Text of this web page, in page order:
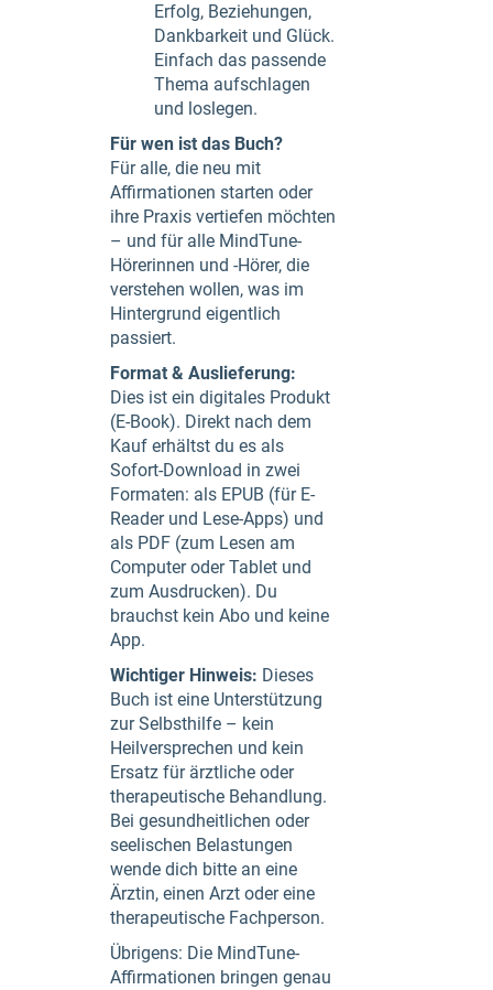
Erfolg, Beziehungen,
Dankbarkeit und Glück.
Einfach das passende
Thema aufschlagen
und loslegen.
Für wen ist das Buch?
Für alle, die neu mit
Affirmationen starten oder
ihre Praxis vertiefen möchten
– und für alle MindTune-
Hörerinnen und -Hörer, die
verstehen wollen, was im
Hintergrund eigentlich
passiert.
Format & Auslieferung:
Dies ist ein digitales Produkt
(E-Book). Direkt nach dem
Kauf erhältst du es als
Sofort-Download in zwei
Formaten: als EPUB (für E-
Reader und Lese-Apps) und
als PDF (zum Lesen am
Computer oder Tablet und
zum Ausdrucken). Du
brauchst kein Abo und keine
App.
Wichtiger Hinweis: Dieses
Buch ist eine Unterstützung
zur Selbsthilfe – kein
Heilversprechen und kein
Ersatz für ärztliche oder
therapeutische Behandlung.
Bei gesundheitlichen oder
seelischen Belastungen
wende dich bitte an eine
Ärztin, einen Arzt oder eine
therapeutische Fachperson.
Übrigens: Die MindTune-
Affirmationen bringen genau